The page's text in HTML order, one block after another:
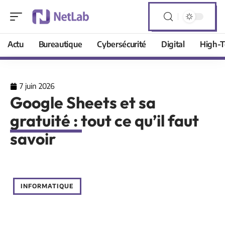
Actu Bureautique Cybersécurité Digital High-
7 juin 2026
Google Sheets et sa
gratuité : tout ce qu’il faut
savoir
INFORMATIQUE